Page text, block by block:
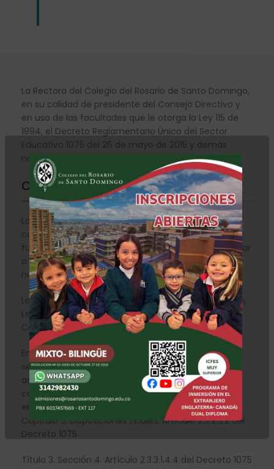
La Rectora del Colegio del Rosario de Santo Domingo,
en su calidad de presidente del Consejo Directivo y
en uso de las facultades que le otorga la Ley 115 de
1994, el Decreto Reglamentario Único del Sector
Educativo 1075 del 26 de mayo de 2015 y demás
normas concordantes,
Considerando qué:
La Constitución Política de Colombia, Artículo 67,
consagra la educación como un derecho
fundamental de la persona, con la función de formar
a los ciudadanos en el respeto a los derechos
humanos, a la paz y a la democracia.
Los Artículos 73 y 87 de la Ley General de Educación,
Ley 115 de 1994, establecen el uso del Manual de
Convivencia para todos los centros educativos.
En el literal c del Artículo 144 de la misma Ley 115
señala como función del Consejo Directivo la
adopción del Manual de Convivencia Escolar de
conformidad con las normas vigentes, lo cual se
encuentra reglamentado en la Parte 3. Título 2.
Capítulo 3, Disposiciones finales. Artículo 2.3.2.3.2 del
Decreto 1075
Título 3. Sección 4. Artículo 2.3.3.1.4.4 del Decreto 1075